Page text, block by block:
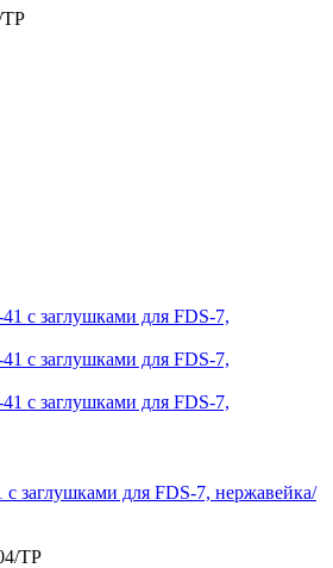
с заглушками для FDS-7, нержавейка/
TP